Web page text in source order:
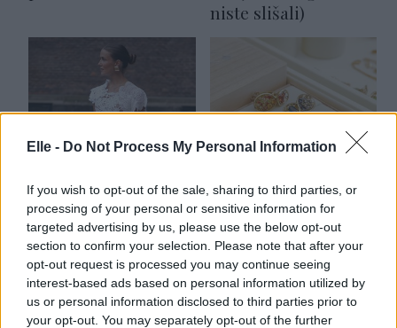
Elle - Do Not Process My Personal Information
If you wish to opt-out of the sale, sharing to third parties, or
processing of your personal or sensitive information for
targeted advertising by us, please use the below opt-out
section to confirm your selection. Please note that after your
opt-out request is processed you may continue seeing
interest-based ads based on personal information utilized by
us or personal information disclosed to third parties prior to
your opt-out. You may separately opt-out of the further
niste slišali)
Preprosta modna
kombinacija, s
katero to poletje in
jesen ne boste nikoli
zgrešili
Tamiko Jewellery:
znamka finega
nakita, ki jo velja
imeti na radarju